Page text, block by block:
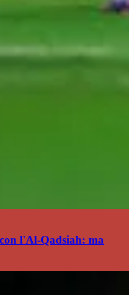
l'Al-Qadsiah: ma